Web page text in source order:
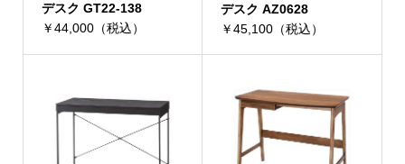
デスク GT22-138
￥44,000（税込）
デスク AZ0628
￥45,100（税込）